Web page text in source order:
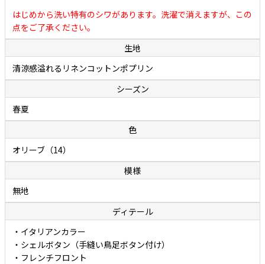
厳選されたリネンとコットンの二者混素材を原料にした細番手糸を負
荷がかからないように低速で織り上げたポプリンは、涼しげな風合い
とさらっとした爽やかな肌触りを合わせ持ち、汗でベトつきにくく
（生地が肌に張り付きにくく）夏でも快適に着用できることが特徴で
す。さりげない節（ふし）のある涼しげな表情ですが、実際にはリネ
ンの混率は約半分なので、リネン100%に比べて深いシワが入りにくく
扱いやすいこともポイントです。爽やかさの中にも優しさが感じられ
る、リネンとコットン両者の持ち味がよく表れた秀逸ファブリックで
ボレッリのカジュアルシャツには、洗い（ウォッシュ）が施されてい
ます。洗いを施すことで生地のコシが程よく抜け、独特なやわらかさ
と肌に馴染むタッチが生み出されています。面倒なアイロン掛けは不
要。洗いざらしでカッコよく着ていただけます。
はじめから洗い特有のシワがあります。洗濯で消えますが、この
点をご了承ください。
生地
清涼感溢れるリネンコットンポプリン
シーズン
春夏
色
オリーブ（14）
模様
無地
ディテール
・イタリアンカラー
・シェルボタン（手縫い鳥足ボタン付け）
・フレンチフロント